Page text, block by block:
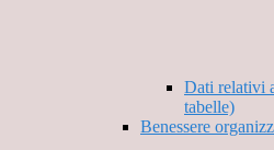
Dati relativi
tabelle)
Benessere